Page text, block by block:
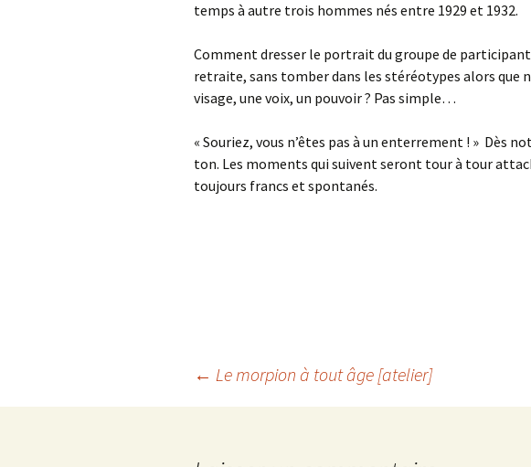
temps à autre trois hommes nés entre 1929 et 1932.
Comment dresser le portrait du groupe de
retraite, sans tomber dans les stéréotypes alors que
visage, une voix, un pouvoir ? Pas simple…
« Souriez, vous n’êtes pas à un enterrement ! » Dès
ton. Les moments qui suivent seront tour à tour
toujours francs et spontanés.
Navigation
← Le morpion à tout âge [atelier]